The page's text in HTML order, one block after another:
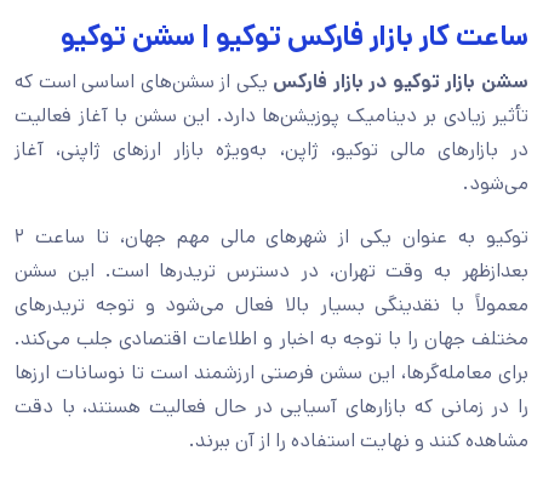
ساعت کار بازار فارکس توکیو | سشن توکیو
سشن بازار توکیو در بازار فارکس یکی از سشن‌های اساسی است که
تأثیر زیادی بر دینامیک پوزیشن‌ها دارد. این سشن با آغاز فعالیت
در بازارهای مالی توکیو، ژاپن، به‌ویژه بازار ارزهای ژاپنی، آغاز
می‌شود.
توکیو به‌ عنوان یکی از شهرهای مالی مهم جهان، تا ساعت ۲
بعدازظهر به وقت تهران، در دسترس تریدرها است. این سشن
معمولاً با نقدینگی بسیار بالا فعال می‌شود و توجه تریدرهای
مختلف جهان را با توجه به اخبار و اطلاعات اقتصادی جلب می‌کند.
برای معامله‌گرها، این سشن فرصتی ارزشمند است تا نوسانات ارزها
را در زمانی که بازارهای آسیایی در حال فعالیت هستند، با دقت
مشاهده کنند و نهایت استفاده را از آن ببرند.